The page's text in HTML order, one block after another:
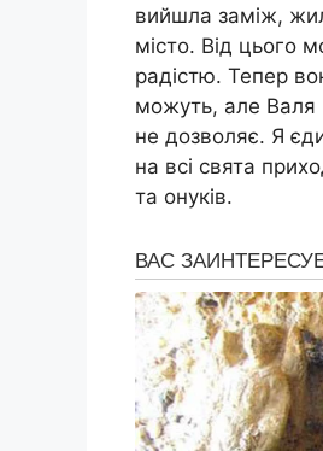
вийшла заміж,
місто. Від цього
радістю. Тепер
можуть, але Валя
не дозволяє. Я
на всі свята
та онуків.